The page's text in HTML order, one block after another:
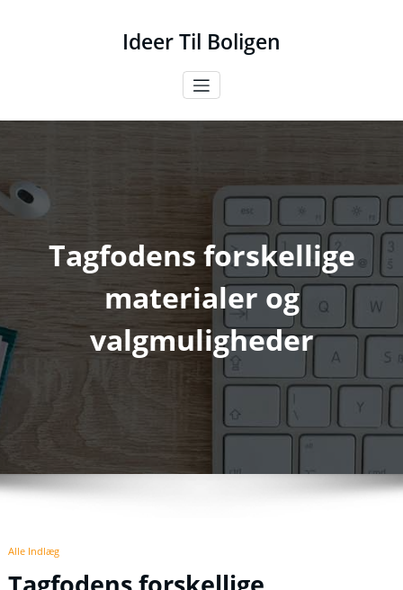
Ideer Til Boligen
Tagfodens forskellige
materialer og
valgmuligheder
Alle Indlæg